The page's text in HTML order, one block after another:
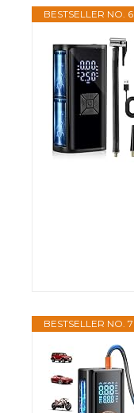
BESTSELLER NO. 6
BESTSELLER NO. 7